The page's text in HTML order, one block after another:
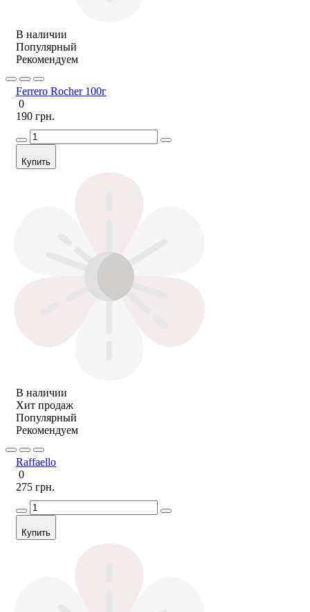
В наличии
Популярный
Рекомендуем
Ferrero Rocher 100г
0
190 грн.
Купить
В наличии
Хит продаж
Популярный
Рекомендуем
Raffaello
0
275 грн.
Купить